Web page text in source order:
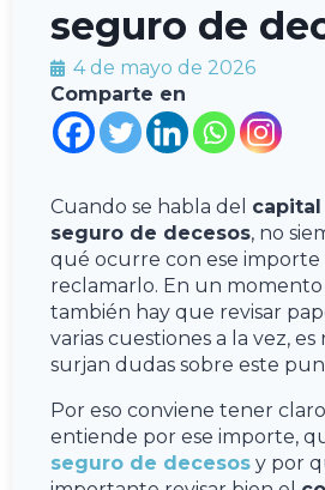
seguro de
4 de mayo de 2026
Comparte en
Cuando se habla del
seguro de decesos, no
qué ocurre con ese
reclamarlo. En un
también hay que revisar
varias cuestiones a la vez,
surjan dudas sobre este
Por eso conviene tener
entiende por ese importe,
seguro de decesos y por